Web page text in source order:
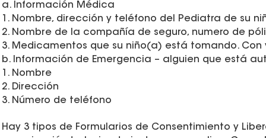
a. Información Médica
1. Nombre, dirección y teléfono del Pediatra de su
2. Nombre de la compañía de seguro, numero de
3. Medicamentos que su niño(a) está tomando.
b. Información de Emergencia – alguien que está
1. Nombre
2. Dirección
3. Número de teléfono
Hay 3 tipos de Formularios de Consentimiento y